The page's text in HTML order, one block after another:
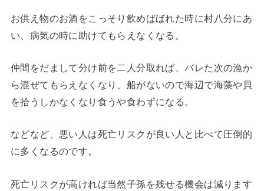
お供え物のお酒をこっそり飲めばばれた時に村八分にあ
い、病気の時に助けてもらえなくなる。
仲間をだまして分け前を二人分取れば、バレた次の漁か
ら混ぜてもらえなくなり、船がないので海辺で海藻や貝
を拾うしかなくなり食うや食わずになる。
などなど、悪い人は死亡リスクが良い人と比べて圧倒的
に多くなるのです。
死亡リスクが高ければ当然子孫を残せる機会は減ります